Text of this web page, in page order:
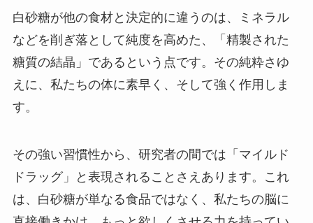
白砂糖が他の食材と決定的に違うのは、ミネラル
などを削ぎ落として純度を高めた、「精製された
糖質の結晶」であるという点です。その純粋さゆ
えに、私たちの体に素早く、そして強く作用しま
す。
その強い習慣性から、研究者の間では「マイルド
ドラッグ」と表現されることさえあります。これ
は、白砂糖が単なる食品ではなく、私たちの脳に